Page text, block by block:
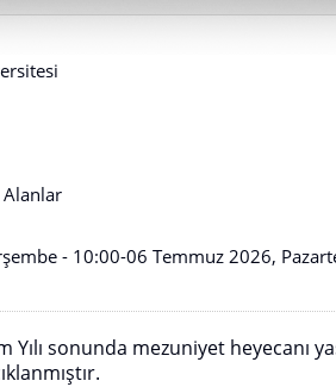
- 10:00-06 Temmuz 2026,
Yılı sonunda mezuniyet heyecanı